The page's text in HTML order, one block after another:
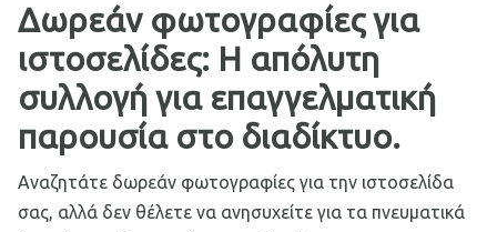
Δωρεάν φωτογραφίες για
ιστοσελίδες: Η απόλυτη
συλλογή για επαγγελματική
παρουσία στο διαδίκτυο.
Αναζητάτε δωρεάν φωτογραφίες για την ιστοσελίδα
σας, αλλά δεν θέλετε να ανησυχείτε για τα πνευματικά